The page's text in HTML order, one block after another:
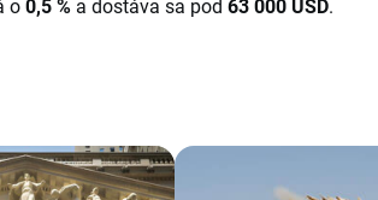
o0,5 % a dostáva sa pod 63 000 USD.